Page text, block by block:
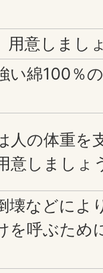
用意しまし
い綿100％
人の体重を
意しましょ
壊などによ
を呼ぶため